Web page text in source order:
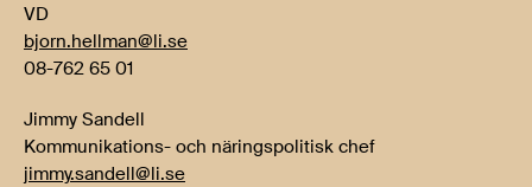
VD
bjorn.hellman@li.se
08-762 65 01
Jimmy Sandell
Kommunikations- och näringspolitisk chef
jimmy.sandell@li.se